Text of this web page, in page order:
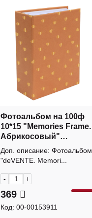
Фотоальбом на 100ф
10*15 "Memories Frame.
Абрикосовый"
кармашки 9028508
deVENTE
Доп. описание: Фотоальбом
"deVENTE. Memori...
- +
369
Код: 00-00153911